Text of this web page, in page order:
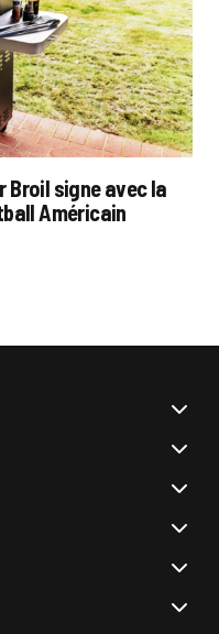
Broil signe avec la
Américain